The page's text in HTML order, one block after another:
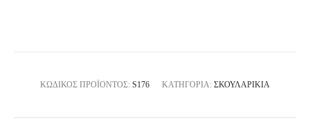
ΚΩΔΙΚΌΣ ΠΡΟΪΌΝΤΟΣ: S176 ΚΑΤΗΓΟΡΊΑ: ΣΚΟΥΛΑΡΊΚΙΑ